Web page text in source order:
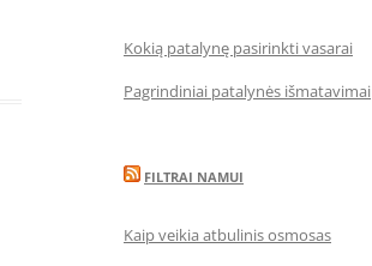
Kokią patalynę pasirinkti vasarai
Pagrindiniai patalynės išmatavimai
FILTRAI NAMUI
Kaip veikia atbulinis osmosas